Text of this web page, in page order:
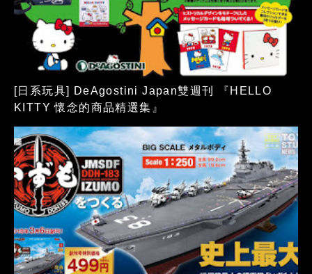
[日系玩具] DeAgostini Japan雙週刊 『HELLO
KITTY 懷念的商品精選集』